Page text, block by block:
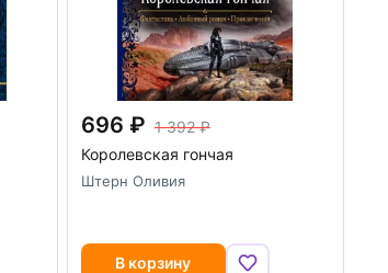
696
1 392
Королевская гончая
Штерн Оливия
В корзину